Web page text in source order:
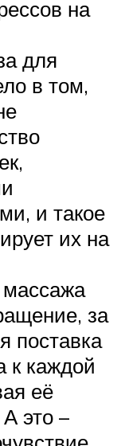
на
для
в том,
и такое
их на
за
поставка
к каждой
её
это –